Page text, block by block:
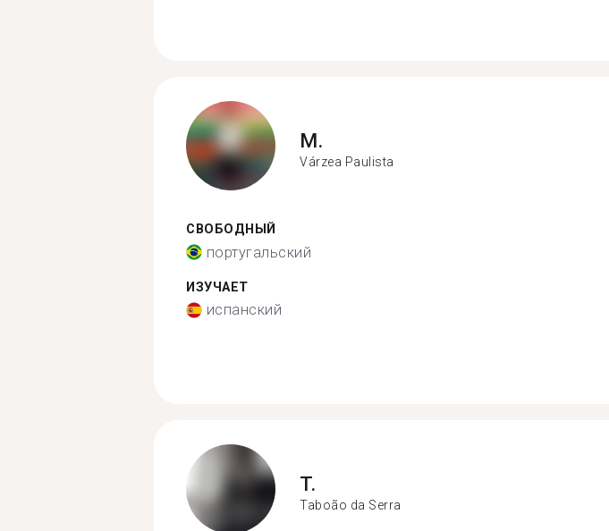
M.
Várzea Paulista
СВОБОДНЫЙ
португальский
ИЗУЧАЕТ
испанский
T.
Taboão da Serra